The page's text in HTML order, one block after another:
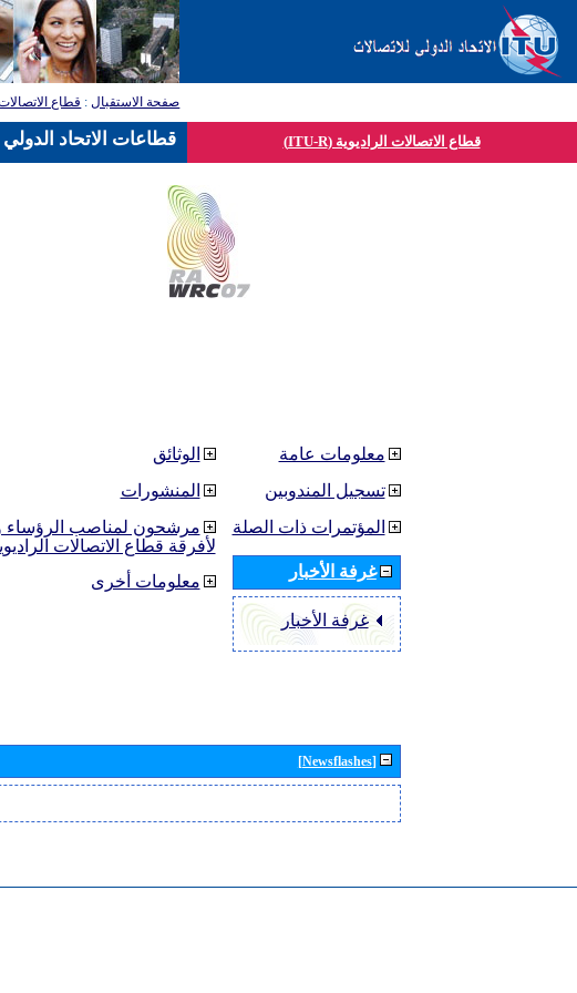
صفحة الاستقبال: قطاع الاتصالات
قطاع الاتصالات الراديوية (ITU-R)
الوثائق
المنشورات
مرشحون لمناصب الرؤساء
لأفرقة قطاع الاتصالات
معلومات أخرى
معلومات عامة
تسجيل المندوبين
المؤتمرات ذات الصلة
غرفة الأخبار
غرفة الأخبار
[Newsflashes]
قطاعات الاتحاد الدولي